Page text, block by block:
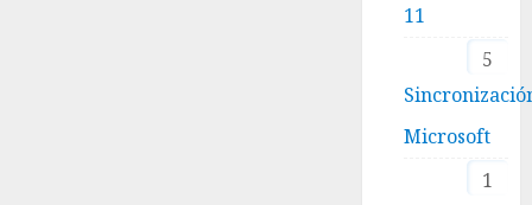
11
5
Microsoft
1